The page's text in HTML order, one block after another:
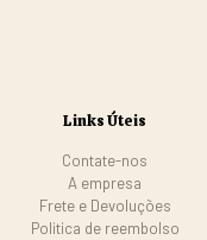
Links Úteis
Contate-nos
A empresa
Frete e Devoluções
Politica de reembolso